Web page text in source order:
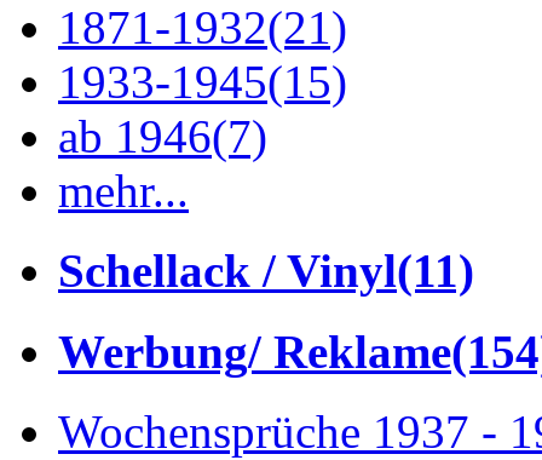
1871-1932(21)
1933-1945(15)
ab 1946(7)
mehr...
Schellack / Vinyl(11)
Werbung/ Reklame
Wochensprüche 1937 -